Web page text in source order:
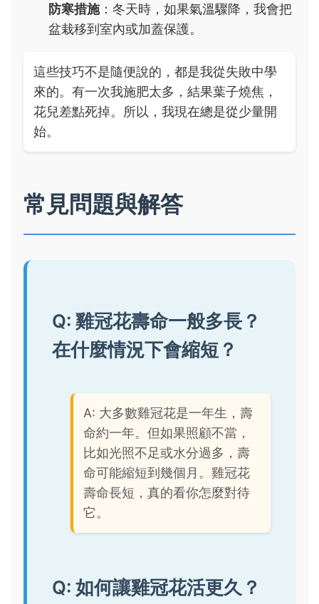
防寒措施：冬天時，如果氣溫驟降，我會把
盆栽移到室內或加蓋保護。
這些技巧不是隨便說的，都是我從失敗中學
來的。有一次我施肥太多，結果葉子燒焦，
花兒差點死掉。所以，我現在總是從少量開
始。
常見問題與解答
Q: 雞冠花壽命一般多長？
在什麼情況下會縮短？
A: 大多數雞冠花是一年生，壽
命約一年。但如果照顧不當，
比如光照不足或水分過多，壽
命可能縮短到幾個月。雞冠花
壽命長短，真的看你怎麼對待
它。
Q: 如何讓雞冠花活更久？